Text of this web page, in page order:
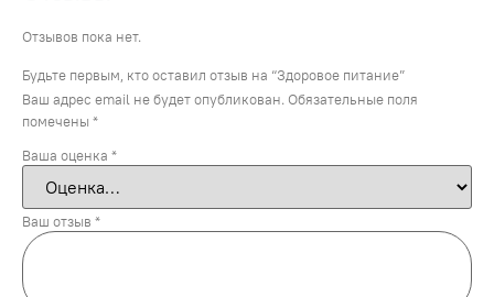
Отзывов пока нет.
Будьте первым, кто оставил отзыв на “Здоровое питание”
Ваш адрес email не будет опубликован. Обязательные поля
помечены *
Ваша оценка *
Ваш отзыв *